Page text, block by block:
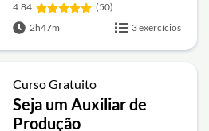
4.84
(50)
2h47m
3 exercícios
Curso Gratuito
Seja um Auxiliar de
Produção